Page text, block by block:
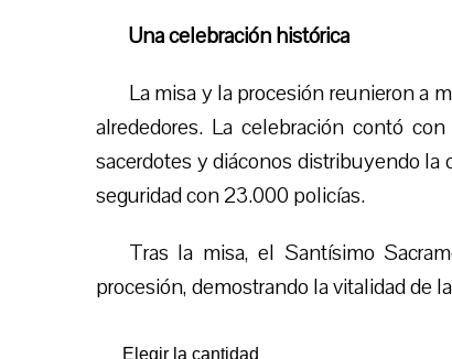
Una celebración histórica
La misa y la procesión reunieron a
alrededores. La celebración contó
sacerdotes y diáconos distribuyendo
seguridad con 23.000 policías.
Tras la misa, el Santísimo
procesión, demostrando la vitalidad de